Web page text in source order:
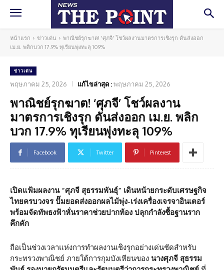
หน้าแรก ข่าวเด่น
พาณิชย์รุกฆาต! 'ศุภจี' โชว์ผลงานมาตรการเชิงรุก ดันส่งออก
เม.ย. พลิกบวก 17.9% ทุเรียนพุ่งทะลุ 109%
ข่าวเด่น
พฤษภาคม 25, 2026 แก้ไขล่าสุด :พฤษภาคม 25, 2026
พาณิชย์รุกฆาต! ‘ศุภจี’ โชว์ผลงาน
มาตรการเชิงรุก ดันส่งออก เม.ย. พลิก
บวก 17.9% ทุเรียนพุ่งทะลุ 109%
Facebook Twitter Pinterest
เปิดแฟ้มผลงาน “ศุภจี สุธรรมพันธุ์” เดินหน้ายกระดับเศรษฐกิจ
ไทยครบวงจร ปั๊มยอดส่งออกผลไม้พุ่ง-เร่งเครื่องเจรจาอินเตอร์
พร้อมจัดทัพธงฟ้าหั่นราคาช่วยปากท้อง ปลุกกำลังซื้อฐานราก
คึกคัก
ถือเป็นช่วงเวลาแห่งการทำผลงานเชิงรุกอย่างเด่นชัดสำหรับ
กระทรวงพาณิชย์ ภายใต้การกุมบังเหียนของ นางศุภจี สุธรรม